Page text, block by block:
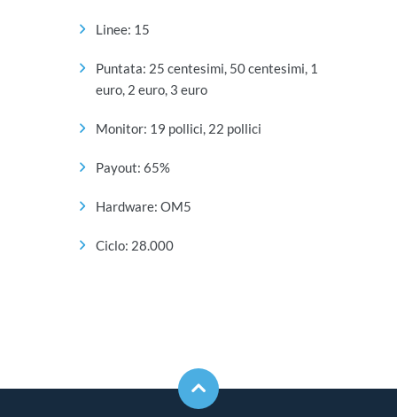
Linee: 15
Puntata: 25 centesimi, 50 centesimi, 1
euro, 2 euro, 3 euro
Monitor: 19 pollici, 22 pollici
Payout: 65%
Hardware: OM5
Ciclo: 28.000